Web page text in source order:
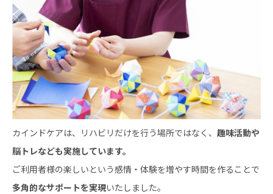
カインドケアは、リハビリだけを行う場所ではなく、 趣味活動や
脳トレなども実施しています。
ご利用者様の楽しいという感情・体験を増やす時間を作ることで
多角的なサポートを実現いたしました。